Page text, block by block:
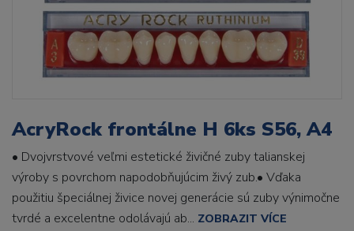
AcryRock frontálne H 6ks S56, A4
• Dvojvrstvové veľmi estetické živičné zuby talianskej
výroby s povrchom napodobňujúcim živý zub.• Vďaka
použitiu špeciálnej živice novej generácie sú zuby výnimočne
tvrdé a excelentne odolávajú ab... ZOBRAZIT VÍCE